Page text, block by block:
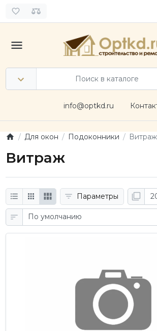
info@optkd.ru
Для окон Подоконники Витраж
Витраж
Параметры